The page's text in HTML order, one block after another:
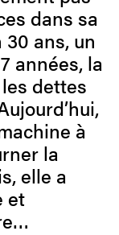
dans sa
30 ans, un
années, la
dettes
à
la
elle a
et